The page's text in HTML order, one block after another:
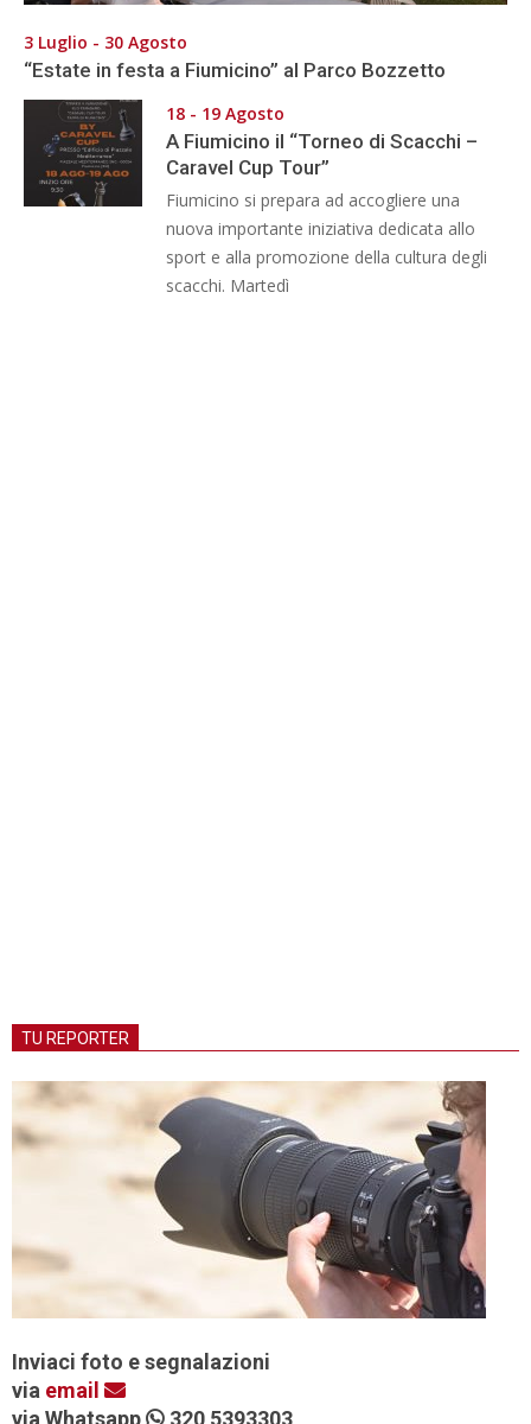
3 Luglio - 30 Agosto
“Estate in festa a Fiumicino” al Parco Bozzetto
18 - 19 Agosto
A Fiumicino il “Torneo di Scacchi –
Caravel Cup Tour”
Fiumicino si prepara ad accogliere una
nuova importante iniziativa dedicata allo
sport e alla promozione della cultura degli
scacchi. Martedì
TU REPORTER
Inviaci foto e segnalazioni
via email